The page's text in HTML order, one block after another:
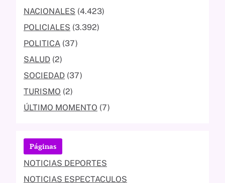
NACIONALES (4.423)
POLICIALES (3.392)
POLITICA (37)
SALUD (2)
SOCIEDAD (37)
TURISMO (2)
ÚLTIMO MOMENTO (7)
Páginas
NOTICIAS DEPORTES
NOTICIAS ESPECTACULOS